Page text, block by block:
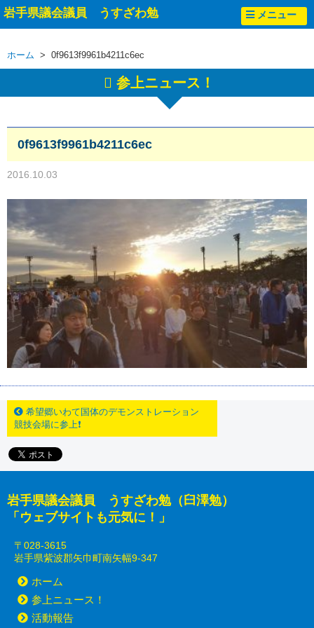
岩手県議会議員 うすざわ勉 メニュー
ホーム > 0f9613f9961b4211c6ec
参上ニュース！
0f9613f9961b4211c6ec
2016.10.03
希望郷いわて国体のデモンストレーション
競技会場に参上❗
岩手県議会議員 うすざわ勉（臼澤勉）
「ウェブサイトも元気に！」
〒028-3615
岩手県紫波郡矢巾町南矢幅9-347
ホーム
参上ニュース！
活動報告